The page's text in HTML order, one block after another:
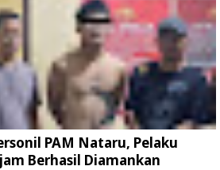
PAM Nataru, Pelaku
Berhasil Diamankan